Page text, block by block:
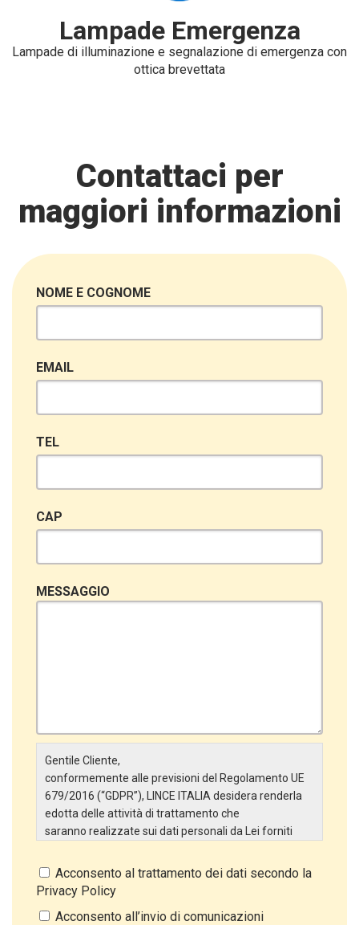
Lampade Emergenza
Lampade di illuminazione e segnalazione di emergenza con
ottica brevettata
Contattaci per
maggiori informazioni
NOME E COGNOME
EMAIL
TEL
CAP
MESSAGGIO
Gentile Cliente,
conformemente alle previsioni del Regolamento UE
679/2016 (“GDPR”), LINCE ITALIA desidera renderla
edotta delle attività di trattamento che
saranno realizzate sui dati personali da Lei forniti
particolare:
Titolare del Trattamento
Il Titolare del Trattamento è LINCE ITALIA S.r.l., con
Acconsento al trattamento dei dati secondo la
Privacy Policy
Acconsento all’invio di comunicazioni